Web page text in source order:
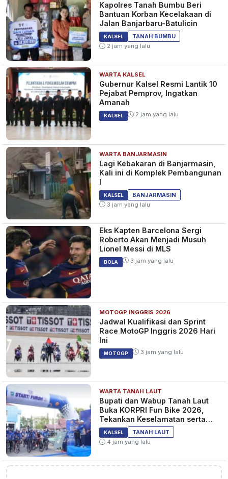
Kapolres Tanah Bumbu Beri
Bantuan Korban Kecelakaan di
Jalan Banjarbaru-Batulicin
KALSEL
TANAH BUMBU
2 jam yang lalu
WARTA KALSEL
Gubernur Kalsel Resmi Lantik 10
Pejabat Pemprov, Ingatkan
Amanah
KALSEL 2 jam yang lalu
WARTA BANJARMASIN
Lagi Kebakaran di Banjarmasin,
Kali ini di Komplek Pembangunan
I
KALSEL
BANJARMASIN
3 jam yang lalu
Eks Kapten Barcelona Sergi
Roberto Akan Menjadi Musuh
Lionel Messi di MLS
BOLA 3 jam yang lalu
MOTOGP INGGRIS 2026
Jadwal Kualifikasi dan Sprint
Race MotoGP Inggris 2026 Hari
Ini
MOTOGP 3 jam yang lalu
WARTA TANAH LAUT
Bupati dan Wabup Tanah Laut
Buka KORPRI Fun Bike 2026,
Tekankan Keselamatan serta
Kebersamaan
KALSEL
TANAH LAUT
4 jam yang lalu